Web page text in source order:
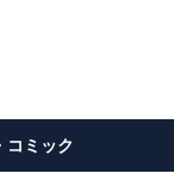
コミック